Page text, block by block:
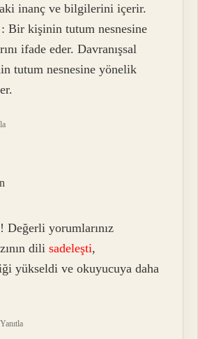
inanç ve bilgilerini içerir.
Bir kişinin tutum nesnesine
ifade eder. Davranışsal
tutum nesnesine yönelik
Değerli yorumlarınız
dilisadeleşti,
yükseldi ve okuyucuya daha
Yanıtla